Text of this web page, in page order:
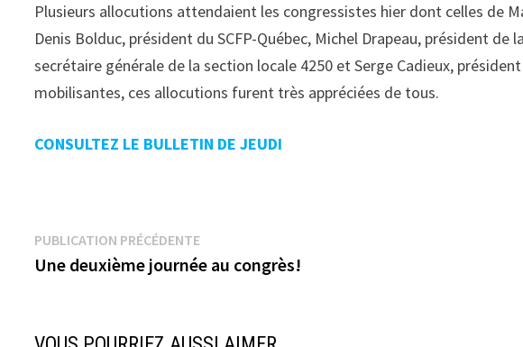
Plusieurs allocutions attendaient les congressistes hier dont celles de
Denis Bolduc, président du SCFP-Québec, Michel Drapeau, président de
secrétaire générale de la section locale 4250 et Serge Cadieux,
mobilisantes, ces allocutions furent très appréciées de tous.
CONSULTEZ LE BULLETIN DE JEUDI
Navigation
de
PUBLICATION PRÉCÉDENTEPublication
précédente :
Une deuxième journée au congrès!